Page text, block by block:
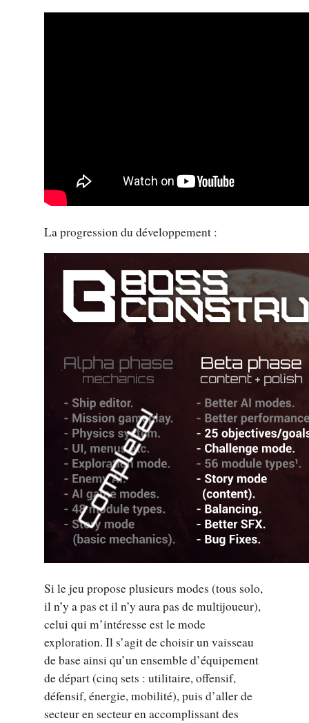
La progression du développement :
Si le jeu propose plusieurs modes (tous solo,
il n’y a pas et il n’y aura pas de multijoueur),
celui qui m’intéresse est le mode
exploration. Il s’agit de choisir un vaisseau
de base ainsi qu’un ensemble d’équipement
de départ (cinq sets : utilitaire, offensif,
défensif, énergie, mobilité), puis d’aller de
secteur en secteur en accomplissant des